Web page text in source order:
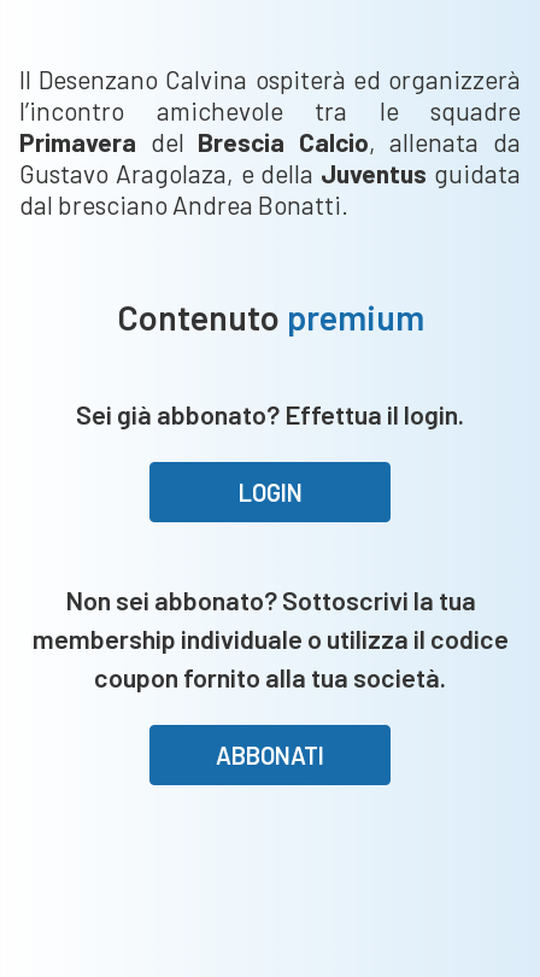
Il Desenzano Calvina ospiterà ed organizzerà
l’incontro amichevole tra le squadre
Primavera del Brescia Calcio, allenata da
Gustavo Aragolaza, e della Juventus guidata
dal bresciano Andrea Bonatti.
Contenuto premium
Sei già abbonato? Effettua il login.
LOGIN
Non sei abbonato? Sottoscrivi la tua
membership individuale o utilizza il codice
coupon fornito alla tua società.
ABBONATI